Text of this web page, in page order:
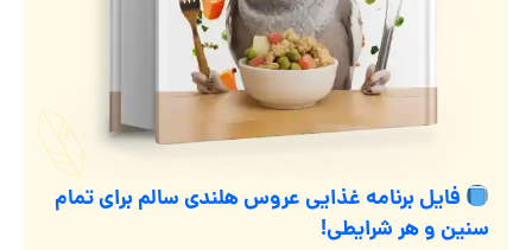
فایل برنامه غذایی عروس هلندی سالم برای تمام
سنین و هر شرایطی!